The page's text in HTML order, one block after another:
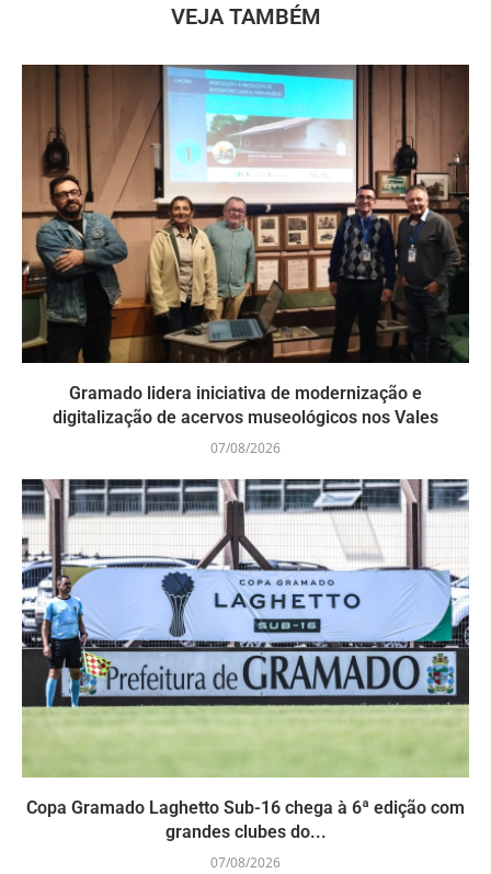
VEJA TAMBÉM
Gramado lidera iniciativa de modernização e
digitalização de acervos museológicos nos Vales
07/08/2026
Copa Gramado Laghetto Sub-16 chega à 6ª edição com
grandes clubes do...
07/08/2026